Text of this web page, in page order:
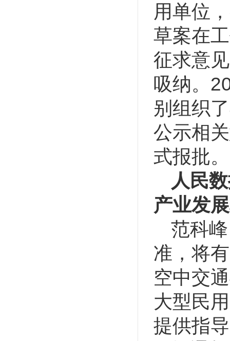
用单位
草案在
征求意
吸纳。
别组织
公示相
式报批。
人民
产业发
范科
准，将
空中交
大型民
提供指